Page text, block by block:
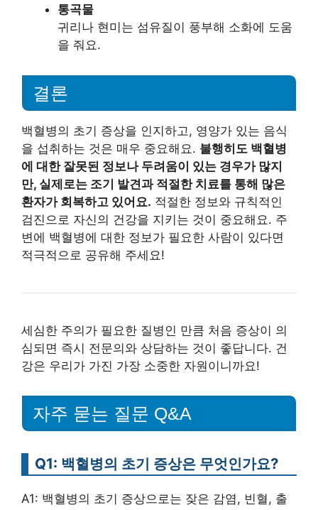
통곡물
귀리나 현미는 섬유질이 풍부해 소화에 도움
을 줘요.
결론
백혈병의 초기 증상을 인지하고, 영양가 있는 음식
을 섭취하는 것은 매우 중요해요. 불행히도 백혈병
에 대한 잘못된 정보나 두려움이 있는 경우가 많지
만, 실제로는 조기 발견과 적절한 치료를 통해 많은
환자가 회복하고 있어요. 적절한 정보와 규칙적인
검진으로 자신의 건강을 지키는 것이 중요해요. 주
변에 백혈병에 대한 정보가 필요한 사람이 있다면
적극적으로 공유해 주세요!
세심한 주의가 필요한 질병인 만큼 처음 증상이 의
심되면 즉시 전문의와 상담하는 것이 좋답니다. 건
강은 우리가 가진 가장 소중한 자원이니까요!
자주 묻는 질문 Q&A
Q1: 백혈병의 초기 증상은 무엇인가요?
A1: 백혈병의 초기 증상으로는 잦은 감염, 빈혈, 출